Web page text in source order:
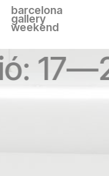
barcelona
gallery
weekend